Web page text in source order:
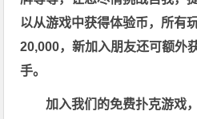
以从游戏中获得体验币，所有
20,000，新加入朋友还可额外
手。
加入我们的免费扑克游戏